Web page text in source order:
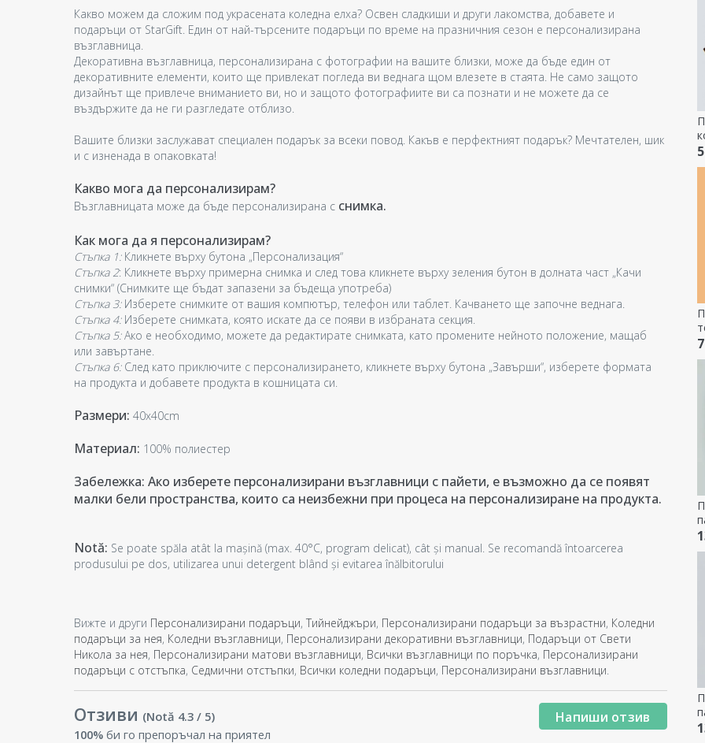
-
-
Какво можем да сложим под украсената коледна елха? Освен сладкиши и други лакомства, добавете и
подаръци от StarGift. Един от най-търсените подаръци по време на празничния сезон е персонализирана
възглавница.
Декоративна възглавница, персонализирана с фотографии на вашите близки, може да бъде един от
декоративните елементи, които ще привлекат погледа ви веднага щом влезете в стаята. Не само защото
дизайнът ще привлече вниманието ви, но и защото фотографиите ви са познати и не можете да се
въздържите да не ги разгледате отблизо.
Вашите близки заслужават специален подарък за всеки повод. Какъв е перфектният подарък? Мечтателен, шик
и с изненада в опаковката!
Какво мога да персонализирам?
Възглавницата може да бъде персонализирана с снимка.
Как мога да я персонализирам?
Стъпка 1:Кликнете върху бутона „Персонализация“
Стъпка 2: Кликнете върху примерна снимка и след това кликнете върху зеления бутон в долната част „Качи
снимки“ (Снимките ще бъдат запазени за бъдеща употреба)
Стъпка 3:Изберете снимките от вашия компютър, телефон или таблет. Качването ще започне веднага.
Стъпка 4:Изберете снимката, която искате да се появи в избраната секция.
Стъпка 5:Ако е необходимо, можете да редактирате снимката, като промените нейното положение, мащаб
или завъртане.
Стъпка 6:След като приключите с персонализирането, кликнете върху бутона „Завърши“, изберете формата
на продукта и добавете продукта в кошницата си.
Размери: 40x40cm
Материал: 100% полиестер
Забележка: Ако изберете персонализирани възглавници с пайети, е възможно да се появят
малки бели пространства, които са неизбежни при процеса на персонализиране на продукта.
Notă: Se poate spăla atât la mașină (max. 40°C, program delicat), cât și manual. Se recomandă întoarcerea
produsului pe dos, utilizarea unui detergent blând și evitarea înălbitorului
Вижте и други Персонализирани подаръци, Тийнейджъри, Персонализирани подаръци за възрастни, Коледни
подаръци за нея, Коледни възглавници, Персонализирани декоративни възглавници, Подаръци от Свети
Никола за нея, Персонализирани матови възглавници, Всички възглавници по поръчка, Персонализирани
подаръци с отстъпка, Седмични отстъпки, Всички коледни подаръци, Персонализирани възглавници.
Отзиви (Notă 4.3 / 5)
100% би го препоръчал на приятел
Напиши отзив